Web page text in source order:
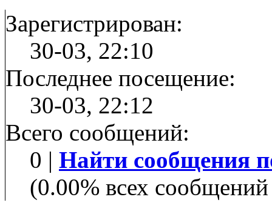
Зарегистрирован:
30-03, 22:10
Последнее посещение:
30-03, 22:12
Всего сообщений:
0 | Найти сообщения
(0.00% всех